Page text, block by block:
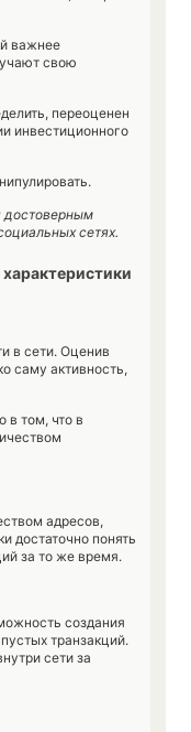
важнее
свою
переоценен
инвестиционного
достоверным
сетях.
в сети. Оценив
саму активность,
в том, что в
адресов,
достаточно понять
за то же время.
создания
транзакций.
сети за